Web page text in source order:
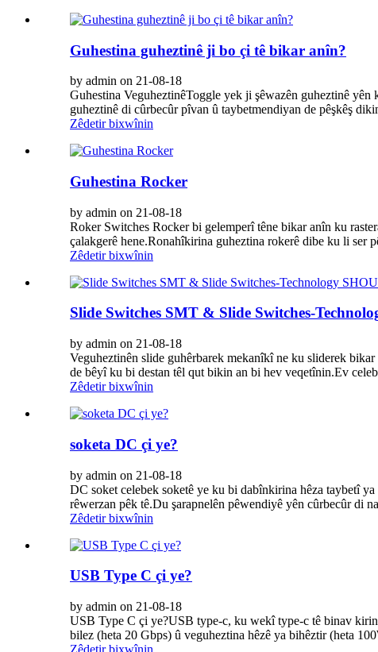
Guhestina guheztinê ji bo çi tê bikar anîn?
by admin on 21-08-18
Guhestina VeguheztinêToggle yek ji şêwazên guheztinê
guheztinê di cûrbecûr pîvan û taybetmendiyan de pêşkêş
Zêdetir bixwînin
Guhestina Rocker
by admin on 21-08-18
Roker Switches Rocker bi gelemperî têne bikar anîn ku
çalakgerê hene.Ronahîkirina guheztina rokerê dibe ku li
Zêdetir bixwînin
Slide Switches SMT & Slide Switches-
by admin on 21-08-18
Veguheztinên slide guhêrbarek mekanîkî ne ku sliderek
de bêyî ku bi destan têl qut bikin an bi hev veqetînin.Ev
Zêdetir bixwînin
soketa DC çi ye?
by admin on 21-08-18
DC soket celebek soketê ye ku bi dabînkirina hêza taybetî
rêwerzan pêk tê.Du şarapnelên pêwendiyê yên cûrbecûr di
Zêdetir bixwînin
USB Type C çi ye?
by admin on 21-08-18
USB Type C çi ye?USB type-c, ku wekî type-c tê binav
bilez (heta 20 Gbps) û veguheztina hêzê ya bihêztir (heta
Zêdetir bixwînin